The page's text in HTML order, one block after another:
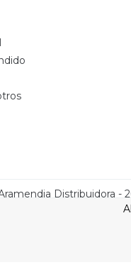
y los consumidores. Para